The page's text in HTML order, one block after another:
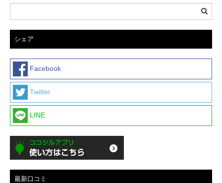
シェア
Facebook
Twitter
LINE
最新口コミ